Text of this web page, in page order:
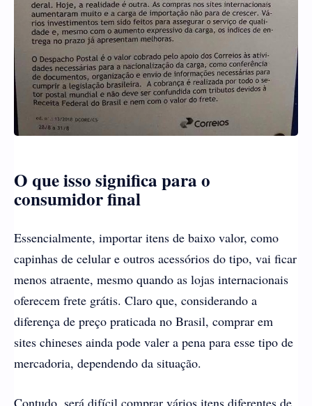
O que isso significa para o
consumidor final
Essencialmente, importar itens de baixo valor, como
capinhas de celular e outros acessórios do tipo, vai ficar
menos atraente, mesmo quando as lojas internacionais
oferecem frete grátis. Claro que, considerando a
diferença de preço praticada no Brasil, comprar em
sites chineses ainda pode valer a pena para esse tipo de
mercadoria, dependendo da situação.
Contudo, será difícil comprar vários itens diferentes de